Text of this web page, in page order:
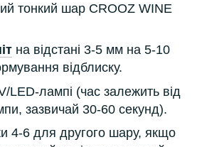
тонкий шар CROOZ WINE
на відстані 3-5 мм на 5-10
відблиску.
LED-лампі (час залежить від
зазвичай 30-60 секунд).
4-6 для другого шару, якщо